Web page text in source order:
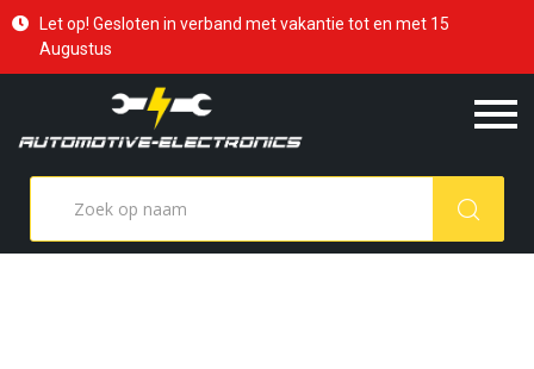
Let op! Gesloten in verband met vakantie tot en met 15
Augustus